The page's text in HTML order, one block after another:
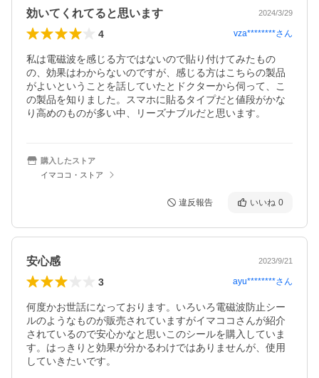
効いてくれてると思います 2024/3/29
4 vza********さん
私は電磁波を感じる方ではないので貼り付けてみたもの
の、効果はわからないのですが、感じる方はこちらの製品
がよいということを話していたとドクターから伺って、こ
の製品を知りました。スマホに貼るタイプだと値段がかな
り高めのものが多い中、リーズナブルだと思います。
購入したストア
イマココ・ストア
違反報告 いいね 0
安心感 2023/9/21
3 ayu********さん
何度かお世話になっております。いろいろ電磁波防止シー
ルのようなものが販売されていますがイマココさんが紹介
されているので安心かなと思いこのシールを購入していま
す。はっきりと効果が分かるわけではありませんが、使用
していきたいです。